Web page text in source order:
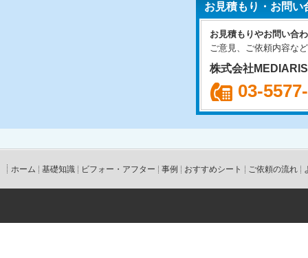
お見積もり・お問い
お見積もりやお問い合
ご意見、ご依頼内容な
株式会社
03-
ホーム 基礎知識 ビフォー・アフター 事例 おすすめシート ご依頼の流れ